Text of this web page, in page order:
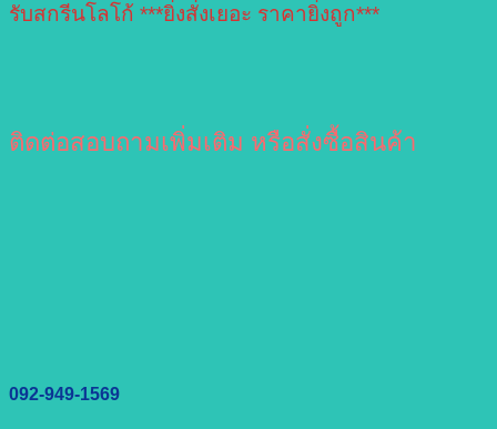
รับสกรีนโลโก้ ***ยิ่งสั่งเยอะ ราคายิ่งถูก***
ติดต่อสอบถามเพิ่มเติม หรือสั่งซื้อสินค้า
092-949-1569